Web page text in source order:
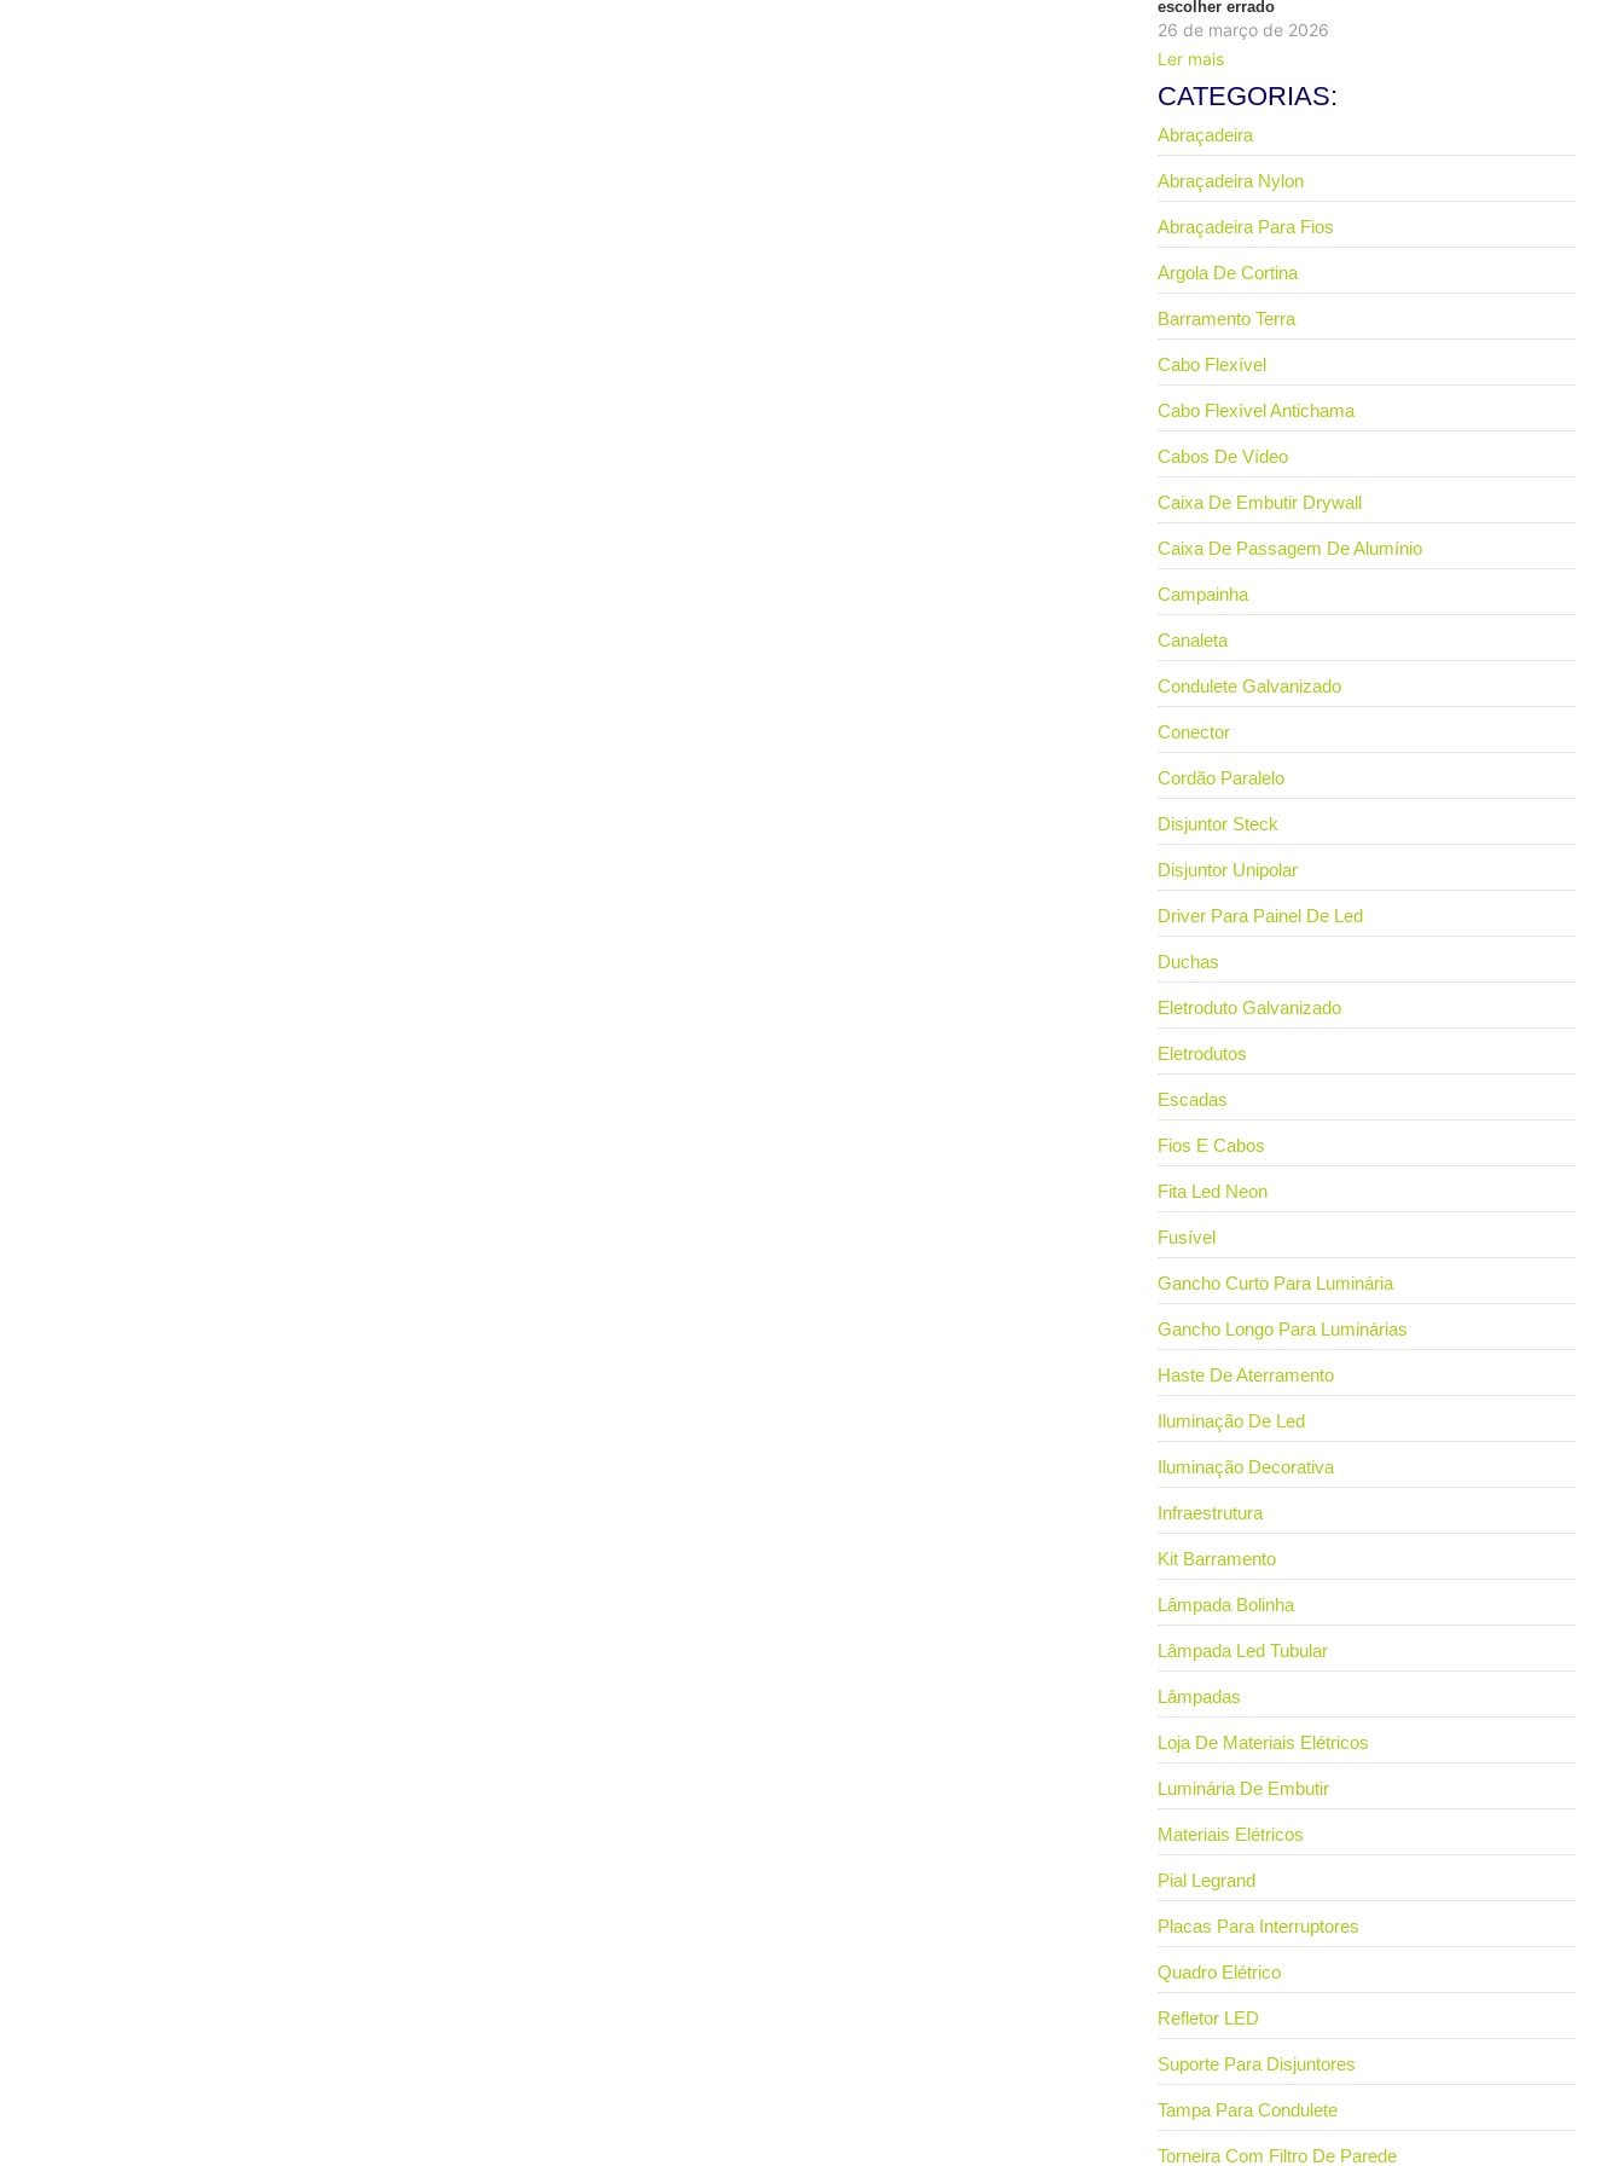
escolher errado
26 de março de 2026
Ler mais
CATEGORIAS:
Abraçadeira
Abraçadeira Nylon
Abraçadeira Para Fios
Argola De Cortina
Barramento Terra
Cabo Flexível
Cabo Flexível Antichama
Cabos De Vídeo
Caixa De Embutir Drywall
Caixa De Passagem De Alumínio
Campainha
Canaleta
Condulete Galvanizado
Conector
Cordão Paralelo
Disjuntor Steck
Disjuntor Unipolar
Driver Para Painel De Led
Duchas
Eletroduto Galvanizado
Eletrodutos
Escadas
Fios E Cabos
Fita Led Neon
Fusível
Gancho Curto Para Luminária
Gancho Longo Para Luminárias
Haste De Aterramento
Iluminação De Led
Iluminação Decorativa
Infraestrutura
Kit Barramento
Lâmpada Bolinha
Lâmpada Led Tubular
Lâmpadas
Loja De Materiais Elétricos
Luminária De Embutir
Materiais Elétricos
Pial Legrand
Placas Para Interruptores
Quadro Elétrico
Refletor LED
Suporte Para Disjuntores
Tampa Para Condulete
Torneira Com Filtro De Parede